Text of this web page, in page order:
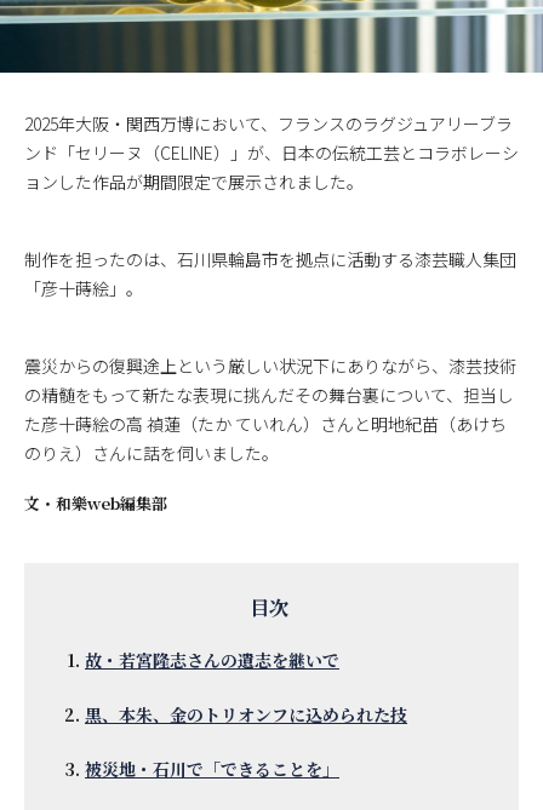
2025年大阪・関西万博において、フランスのラグジュアリーブラ
ンド「セリーヌ（CELINE）」が、日本の伝統工芸とコラボレーシ
ョンした作品が期間限定で展示されました。
制作を担ったのは、石川県輪島市を拠点に活動する漆芸職人集団
「彦十蒔絵」。
震災からの復興途上という厳しい状況下にありながら、漆芸技術
の精髄をもって新たな表現に挑んだその舞台裏について、担当し
た彦十蒔絵の高 禎蓮（たか ていれん）さんと明地紀苗（あけち
のりえ）さんに話を伺いました。
文・ 和樂web編集部
故・若宮隆志さんの遺志を継いで
黒、本朱、金のトリオンフに込められた技
被災地・石川で「できることを」